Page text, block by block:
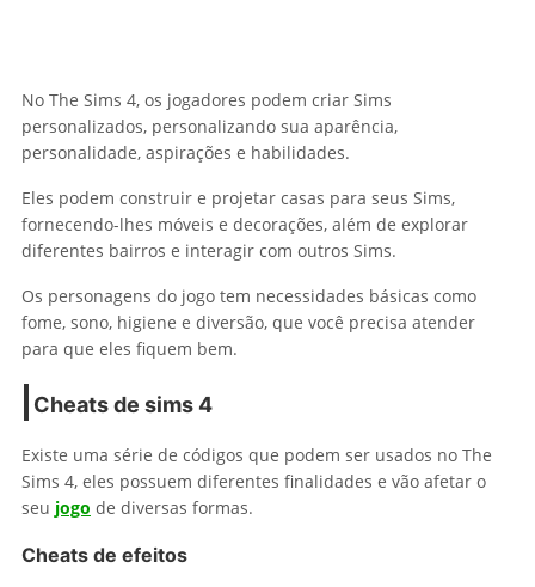
No The Sims 4, os jogadores podem criar Sims
personalizados, personalizando sua aparência,
personalidade, aspirações e habilidades.
Eles podem construir e projetar casas para seus Sims,
fornecendo-lhes móveis e decorações, além de explorar
diferentes bairros e interagir com outros Sims.
Os personagens do jogo tem necessidades básicas como
fome, sono, higiene e diversão, que você precisa atender
para que eles fiquem bem.
Cheats de sims 4
Existe uma série de códigos que podem ser usados no The
Sims 4, eles possuem diferentes finalidades e vão afetar o
seu jogo de diversas formas.
Cheats de efeitos